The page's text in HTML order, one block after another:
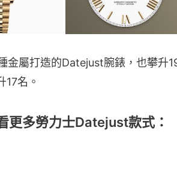
金屬打造的Datejust腕錶，也攀升
17名。
更多勞力士Datejust款式：